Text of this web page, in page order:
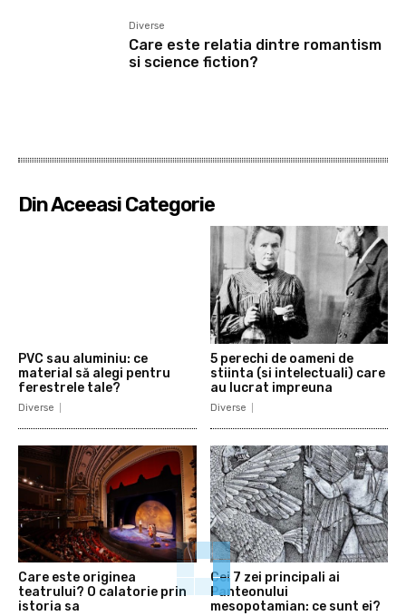
Diverse
Care este relatia dintre romantism
si science fiction?
Din Aceeasi Categorie
PVC sau aluminiu: ce
material să alegi pentru
ferestrele tale?
Diverse
5 perechi de oameni de
stiinta (si intelectuali) care
au lucrat impreuna
Diverse
Care este originea
teatrului? O calatorie prin
istoria sa
Cei 7 zei principali ai
Panteonului
mesopotamian: ce sunt ei?